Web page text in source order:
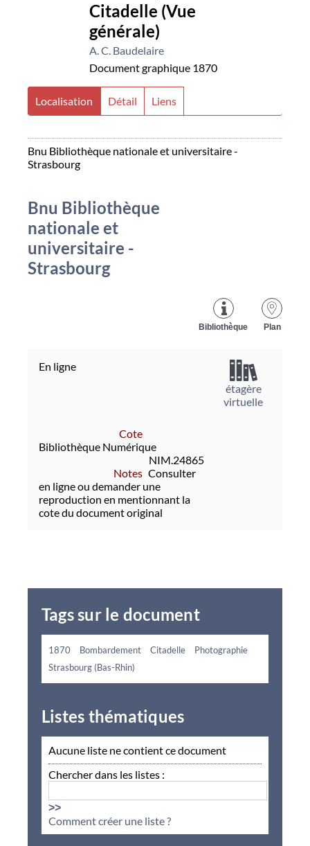
Citadelle (Vue
générale)
A. C. Baudelaire
Document graphique 1870
Localisation Détail Liens
Bnu Bibliothèque nationale et universitaire -
Strasbourg
Bnu Bibliothèque
nationale et
universitaire -
Strasbourg
Plan
Bibliothèque
En ligne
Cote
Bibliothèque Numérique
NIM.24865
Notes Consulter
en ligne ou demander une
reproduction en mentionnant la
cote du document original
étagère
virtuelle
Tags sur le document
1870 Bombardement Citadelle
Photographie
Strasbourg (Bas-Rhin)
Listes thématiques
Aucune liste ne contient ce document
Chercher dans les listes :
>>
Comment créer une liste ?